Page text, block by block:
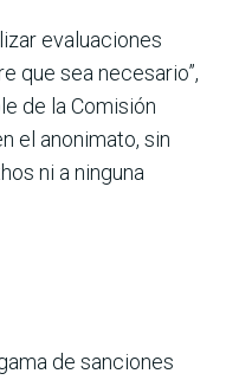
evaluaciones
que sea necesario”,
de la Comisión
el anonimato, sin
ni a ninguna
de sanciones